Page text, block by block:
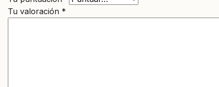
Tu valoración *